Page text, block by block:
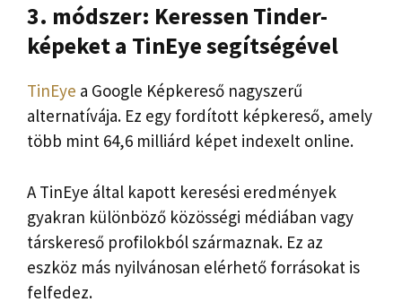
3. módszer: Keressen Tinder-
képeket a TinEye segítségével
TinEye a Google Képkereső nagyszerű
alternatívája. Ez egy fordított képkereső, amely
több mint 64,6 milliárd képet indexelt online.
A TinEye által kapott keresési eredmények
gyakran különböző közösségi médiában vagy
társkereső profilokból származnak. Ez az
eszköz más nyilvánosan elérhető forrásokat is
felfedez.